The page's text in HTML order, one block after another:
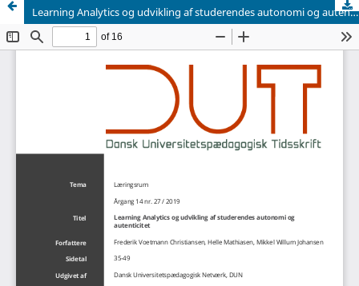
Learning Analytics og udvikling af studerendes autonomi og autenticitet